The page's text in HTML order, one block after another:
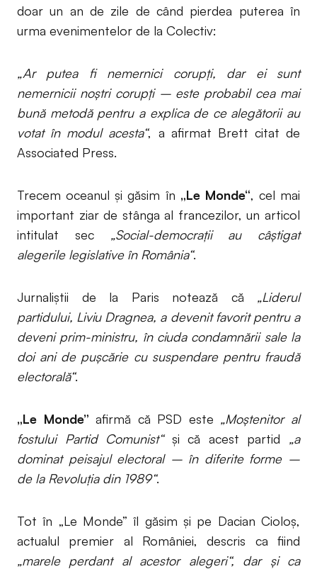
doar un an de zile de când pierdea puterea în
urma evenimentelor de la Colectiv:
„Ar putea fi nemernici corupți, dar ei sunt
nemernicii noștri corupți – este probabil cea mai
bună metodă pentru a explica de ce alegătorii au
votat în modul acesta“, a afirmat Brett citat de
Associated Press.
Trecem oceanul și găsim în „Le Monde“, cel mai
important ziar de stânga al francezilor, un articol
intitulat sec „Social-democrații au câștigat
alegerile legislative în România“.
Jurnaliștii de la Paris notează că „Liderul
partidului, Liviu Dragnea, a devenit favorit pentru a
deveni prim-ministru, în ciuda condamnării sale la
doi ani de pușcărie cu suspendare pentru fraudă
electorală“.
„Le Monde” afirmă că PSD este „Moștenitor al
fostului Partid Comunist“și că acest partid „a
dominat peisajul electoral – în diferite forme –
de la Revoluția din 1989“.
Tot în „Le Monde” îl găsim și pe Dacian Cioloș,
actualul premier al României, descris ca fiind
„marele perdant al acestor alegeri“, dar și ca